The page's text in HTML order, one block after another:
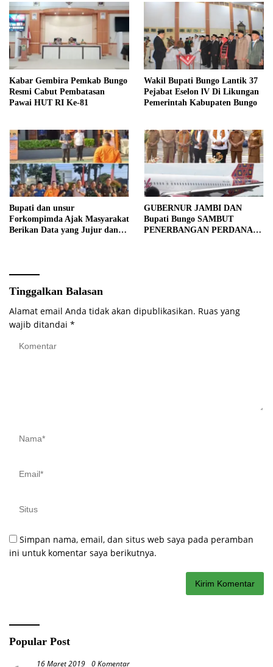
Kabar Gembira Pemkab Bungo
Resmi Cabut Pembatasan
Pawai HUT RI Ke-81
Wakil Bupati Bungo Lantik 37
Pejabat Eselon lV Di Likungan
Pemerintah Kabupaten Bungo
Bupati dan unsur
Forkompimda Ajak Masyarakat
Berikan Data yang Jujur dan
GUBERNUR JAMBI DAN
Bupati Bungo SAMBUT
PENERBANGAN PERDANA
Tinggalkan Balasan
Alamat email Anda tidak akan dipublikasikan. Ruas yang
wajib ditandai *
Simpan nama, email, dan situs web saya pada peramban
ini untuk komentar saya berikutnya.
Popular Post
16 Maret 2019 0 Komentar